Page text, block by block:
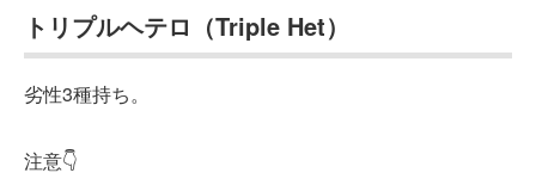
トリプルヘテロ（Triple Het）
劣性3種持ち。
注意👇